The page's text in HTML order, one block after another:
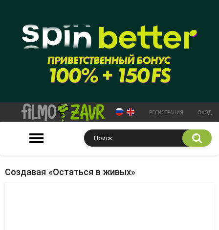
РЕГИСТРАЦИЯ ВХОД
Создавая «Остаться в живых»